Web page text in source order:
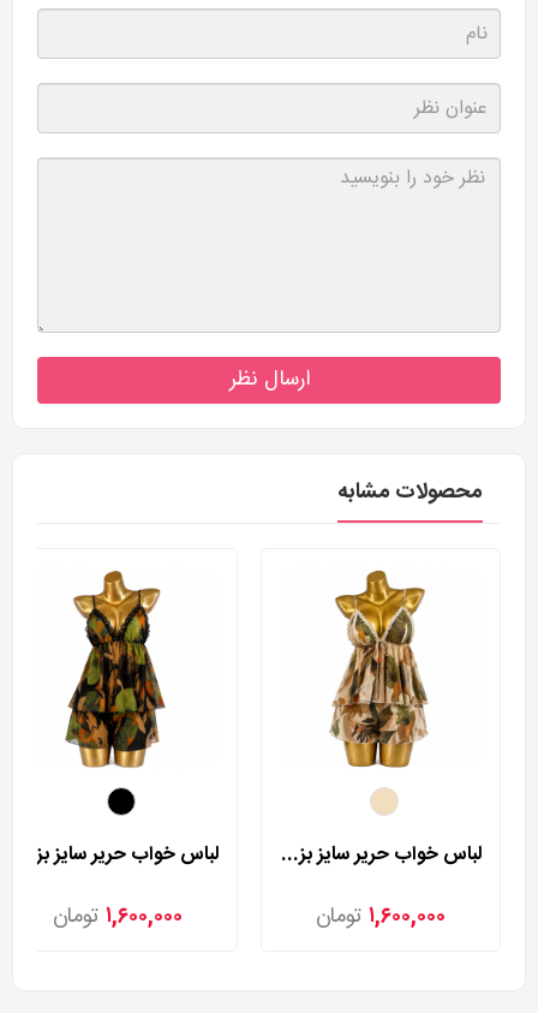
ارسال نظر
محصولات مشابه
لباس خواب حریر سایز بزرگ لورنزا مدل 27981
۱,۶۰۰,۰۰۰ تومان ۱,۶۰۰,۰۰۰ تومان